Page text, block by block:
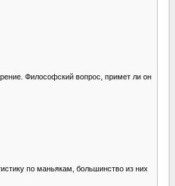
Философский вопрос, примет ли он
по маньякам, большинство из них